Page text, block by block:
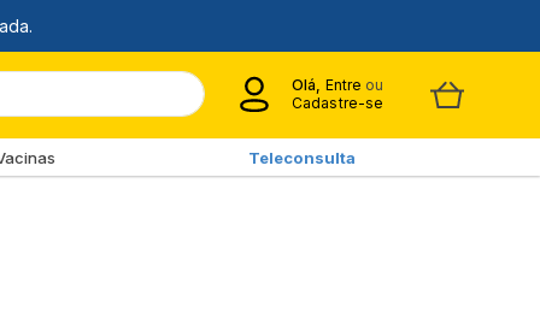
Olá, Entre ou
Cadastre-se
Teleconsulta